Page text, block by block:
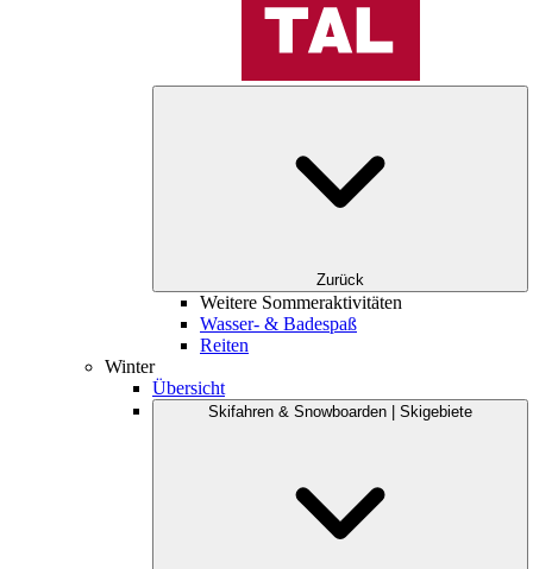
Zurück
Weitere Sommeraktivitäten
Wasser- & Badespaß
Reiten
Winter
Übersicht
Skifahren & Snowboarden | Skigebiete